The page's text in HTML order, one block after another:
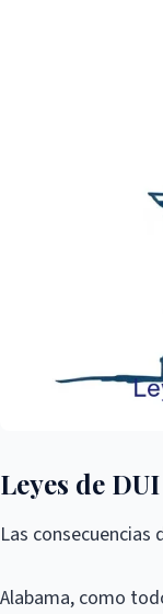
Leyes de
Las consecuencias
Alabama, como